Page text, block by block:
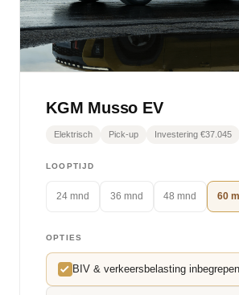
KGM Musso EV
Elektrisch Pick-up Investering €37.045
LOOPTIJD
24 mnd 36 mnd 48 mnd 60
OPTIES
BIV & verkeersbelasting inbegrepen